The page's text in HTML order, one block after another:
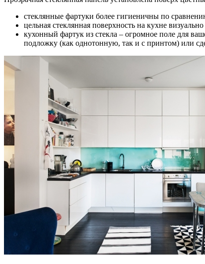
стеклянные фартуки более гигиеничны по
цельная стеклянная поверхность на кухне
кухонный фартук из стекла – огромное поле для
подложку (как однотонную, так и с принтом) или